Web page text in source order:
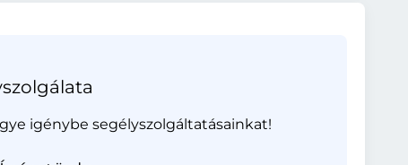
igénybe segélyszolgáltatásainkat!